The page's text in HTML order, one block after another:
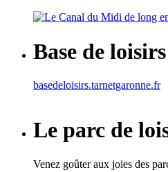
Base de
basedeloisirs.tarnetgaronne.fr
Le parc de
Venez goûter aux joies des